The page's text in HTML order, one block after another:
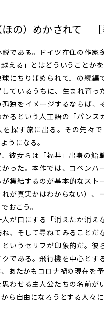
ほの）めかされて
である。ドイツ在住の作家
える」とはどういうことかを
にちりばめられて』の続編
ているうちに、生まれ育っ
孤独をイメージするならば
るという人工語の「パンス
を探す旅に出る。その先々
うになる。
彼女らは「福井」出身の鮨
った。本作では、コペン
集結するのが基本的なスト
れが真実かはわからない）
おこう。
が口にする「消えたか消え
、そして尋ねてみること
いうセリフが印象的だ。
クである。飛行機を中心と
あたかもコロナ禍の現在を
わせる主人公たちの名前が
ら自由になろうとする人々